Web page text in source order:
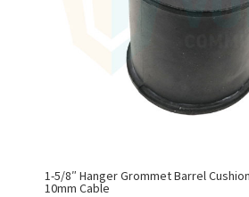
1-5/8″ Hanger Grommet Barrel
10mm Cable